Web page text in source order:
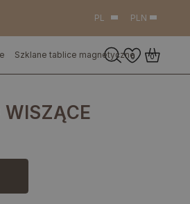
PL PLN
Szklane tablice magnetyczne
0 0
WISZĄCE